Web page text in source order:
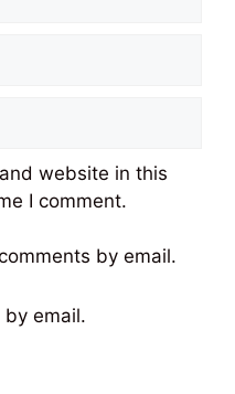
website in this
I comment.
by email.
email.